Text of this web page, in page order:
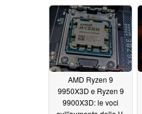
e laptop che verranno
lanciate al CES 2025
12/23/2024
AMD Ryzen 9
9950X3D e Ryzen 9
9900X3D: le voci